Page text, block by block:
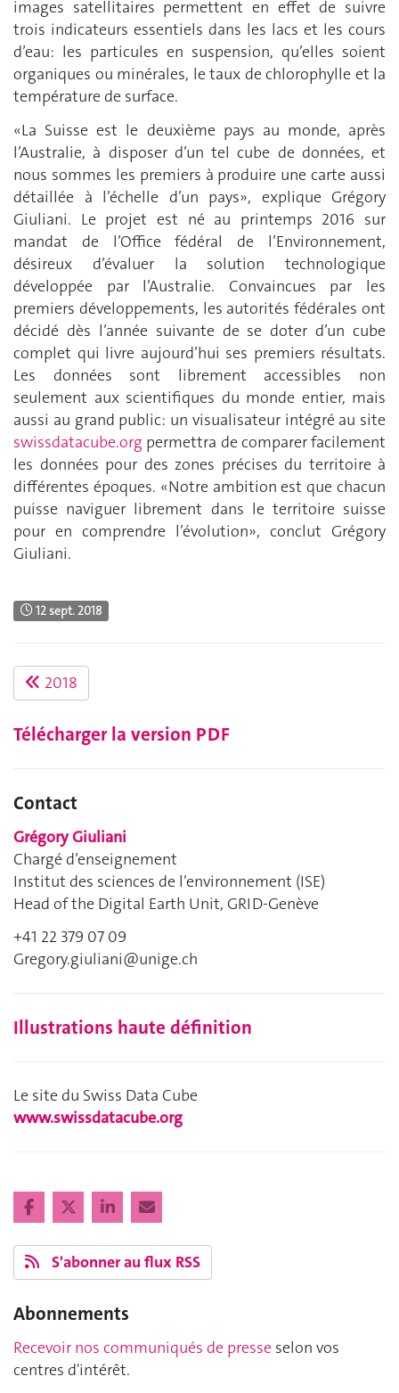
images satellitaires permettent en effet de suivre
trois indicateurs essentiels dans les lacs et les cours
d’eau: les particules en suspension, qu’elles soient
organiques ou minérales, le taux de chlorophylle et la
température de surface.
«La Suisse est le deuxième pays au monde, après
l’Australie, à disposer d’un tel cube de données, et
nous sommes les premiers à produire une carte aussi
détaillée à l’échelle d’un pays», explique Grégory
Giuliani. Le projet est né au printemps 2016 sur
mandat de l’Office fédéral de l’Environnement,
désireux d’évaluer la solution technologique
développée par l’Australie. Convaincues par les
premiers développements, les autorités fédérales ont
décidé dès l’année suivante de se doter d’un cube
complet qui livre aujourd’hui ses premiers résultats.
Les données sont librement accessibles non
seulement aux scientifiques du monde entier, mais
aussi au grand public: un visualisateur intégré au site
swissdatacube.org permettra de comparer facilement
les données pour des zones précises du territoire à
différentes époques. «Notre ambition est que chacun
puisse naviguer librement dans le territoire suisse
pour en comprendre l’évolution», conclut Grégory
Giuliani.
12 sept. 2018
2018
Télécharger la version PDF
Contact
Grégory Giuliani
Chargé d’enseignement
Institut des sciences de l’environnement (ISE)
Head of the Digital Earth Unit, GRID-Genève
+41 22 379 07 09
Gregory.giuliani@unige.ch
Illustrations haute définition
Le site du Swiss Data Cube
www.swissdatacube.org
S'abonner au flux RSS
Abonnements
Recevoir nos communiqués de presse selon vos
centres d'intérêt.